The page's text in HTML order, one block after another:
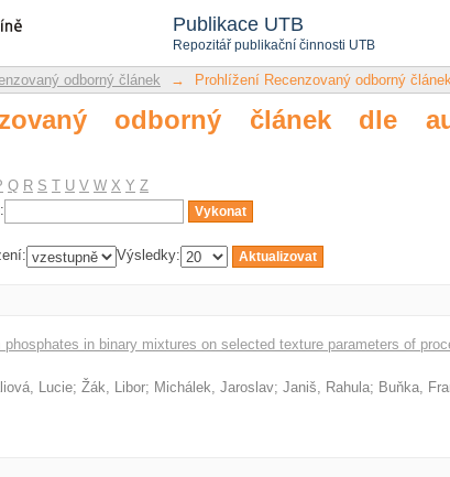
Publikace UTB
Repozitář publikační činnosti UTB
odborný článek dle autora
odborný článek → Prohlížení Recenzovaný odborný
odborný článek dle
Q R S T U V W X Y Z
Výsledky:
in binary mixtures on selected texture parameters of
Lucie; Žák, Libor; Michálek, Jaroslav; Janiš, Rahula; Buňka,